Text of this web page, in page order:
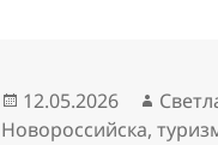
Опубликовано
12.05.2026 Автор
Новороссийска,